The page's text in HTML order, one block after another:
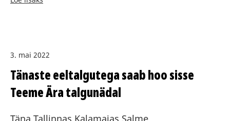
3. mai 2022
Tänaste eeltalgutega saab hoo sisse
Teeme Ära talgunädal
Täna Tallinnas Kalamajas Salme